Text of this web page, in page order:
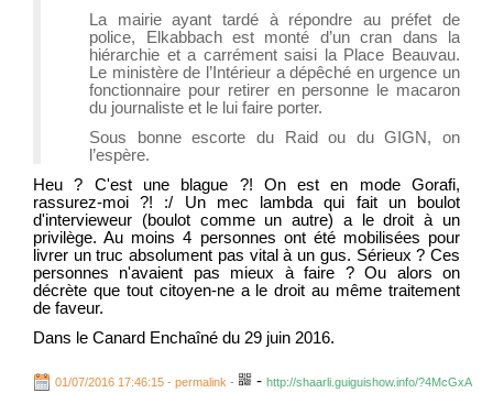
La mairie ayant tardé à répondre au préfet de
police, Elkabbach est monté d’un cran dans la
hiérarchie et a carrément saisi la Place Beauvau.
Le ministère de l’Intérieur a dépêché en urgence un
fonctionnaire pour retirer en personne le macaron
du journaliste et le lui faire porter.
Sous bonne escorte du Raid ou du GIGN, on
l’espère.
Heu ? C'est une blague ?! On est en mode Gorafi,
rassurez-moi ?! :/ Un mec lambda qui fait un boulot
d'intervieweur (boulot comme un autre) a le droit à un
privilège. Au moins 4 personnes ont été mobilisées pour
livrer un truc absolument pas vital à un gus. Sérieux ? Ces
personnes n'avaient pas mieux à faire ? Ou alors on
décrète que tout citoyen-ne a le droit au même traitement
de faveur.
Dans le Canard Enchaîné du 29 juin 2016.
01/07/2016 17:46:15 - permalink - - http://shaarli.guiguishow.info/?4McGxA